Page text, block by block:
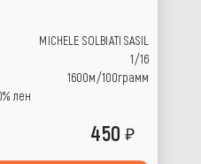
MICHELE SOLBIATI SASIL
1/16
1600м/100грамм
лен
450